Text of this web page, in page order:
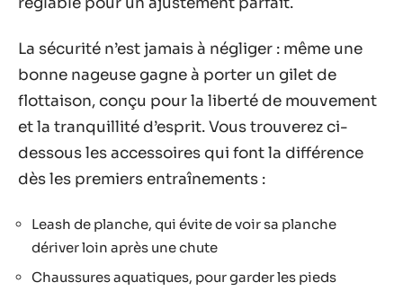
La sécurité n’est jamais à négliger : même une
bonne nageuse gagne à porter un gilet de
flottaison, conçu pour la liberté de mouvement
et la tranquillité d’esprit. Vous trouverez ci-
dessous les accessoires qui font la différence
dès les premiers entraînements :
Leash de planche, qui évite de voir sa planche
dériver loin après une chute
Chaussures aquatiques, pour garder les pieds